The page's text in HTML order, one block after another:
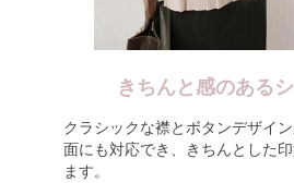
きちんと感のある
クラシックな襟とボタンデザイ
面にも対応でき、きちんとした
ます。